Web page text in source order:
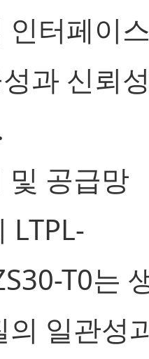
인터페이
과 신뢰
및 공급망
LTPL-
T0는
의 일관성